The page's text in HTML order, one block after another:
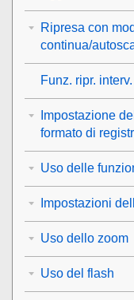
Ripresa con
continua/
Funz. ripr. interv.
Impostazione
formato di
Uso delle
Impostazioni
Uso dello zoom
Uso del flash